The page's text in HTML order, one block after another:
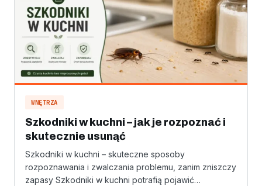
WNĘTRZA
Szkodniki w kuchni – jak je rozpoznać i
skutecznie usunąć
Szkodniki w kuchni – skuteczne sposoby
rozpoznawania i zwalczania problemu, zanim zniszczy
zapasy Szkodniki w kuchni potrafią pojawić…